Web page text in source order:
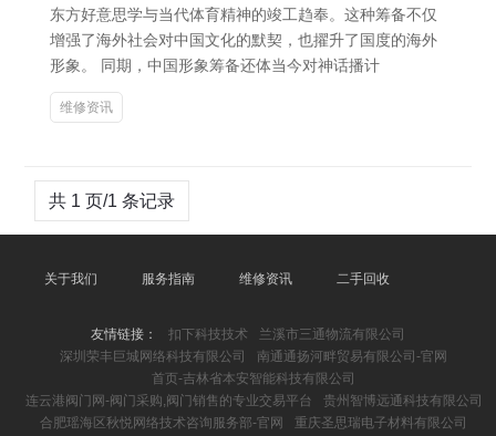
东方好意思学与当代体育精神的竣工趋奉。这种筹备不仅
增强了海外社会对中国文化的默契，也擢升了国度的海外
形象。 同期，中国形象筹备还体当今对神话播计
维修资讯
共 1 页/1 条记录
关于我们 服务指南 维修资讯 二手回收
友情链接： 扣下科技技术
兰溪市三通物流有限公司
深圳荣丰巨城网络科技有限公司
南通通扬河畔贸易有限公司-官网
首页-吉林省本安智能科技有限公司
连云港阀门网-阀门采购,阀门销售的专业交易平台
贵州智博远通科技有限公司
合肥瑶海区秋悦网络技术咨询服务部-官网
重庆圣思瑞电子材料有限公司